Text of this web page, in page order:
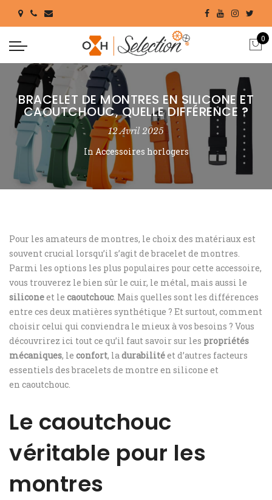
0
BRACELET DE MONTRES EN SILICONE ET
CAOUTCHOUC, QUELLE DIFFÉRENCE ?
12 Avril 2025
In Accessoires horlogers
Pour les amateurs de montres, le choix des matériaux est
souvent crucial lorsqu’il s’agit de bracelet de montres.
Parmi les options les plus populaires pour cette accessoire,
vous trouverez le bien sûr le cuir, le métal, mais aussi le
siliconeet le caoutchouc. Mais quelles sont les différences
entre ces deux matières synthétique ? Et surtout, comment
choisir celui qui conviendra le mieux à vos besoins ? Vous
découvrirez ici tout ce qu’il faut savoir sur les propriétés
mécaniques, le confort, ladurabilitéet d’autres facteurs
essentiels des bracelets de montre en silicone et
en caoutchouc.
Le caoutchouc
véritable pour les
montres